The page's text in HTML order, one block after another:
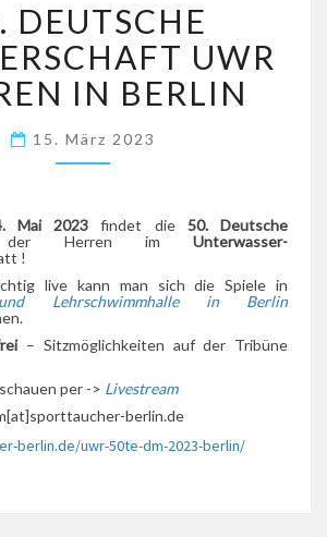
DEUTSCHE
MEISTERSCHAFT
UWR
HERREN
IN
DEUTSCHE
UWR
IN BERLIN
15. März 2023
Mai 2023 findet die 50. Deutsche
Herren im Unterwasser-
!
live kann man sich die Spiele in
Lehrschwimmhalle in Berlin
– Sitzmöglichkeiten auf der Tribüne
per -> Livestream
berlin.de
berlin.de/uwr-50te-dm-2023-berlin/